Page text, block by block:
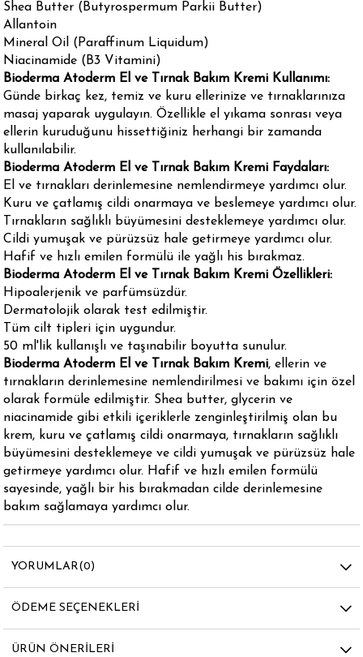
Shea Butter (Butyrospermum Parkii Butter)
Allantoin
Mineral Oil (Paraffinum Liquidum)
Niacinamide (B3 Vitamini)
Bioderma Atoderm El ve Tırnak Bakım Kremi Kullanımı:
Günde birkaç kez, temiz ve kuru ellerinize ve tırnaklarınıza
masaj yaparak uygulayın. Özellikle el yıkama sonrası veya
ellerin kuruduğunu hissettiğiniz herhangi bir zamanda
kullanılabilir.
Bioderma Atoderm El ve Tırnak Bakım Kremi Faydaları:
El ve tırnakları derinlemesine nemlendirmeye yardımcı olur.
Kuru ve çatlamış cildi onarmaya ve beslemeye yardımcı olur.
Tırnakların sağlıklı büyümesini desteklemeye yardımcı olur.
Cildi yumuşak ve pürüzsüz hale getirmeye yardımcı olur.
Hafif ve hızlı emilen formülü ile yağlı his bırakmaz.
Bioderma Atoderm El ve Tırnak Bakım Kremi Özellikleri:
Hipoalerjenik ve parfümsüzdür.
Dermatolojik olarak test edilmiştir.
Tüm cilt tipleri için uygundur.
50 ml'lik kullanışlı ve taşınabilir boyutta sunulur.
Bioderma Atoderm El ve Tırnak Bakım Kremi, ellerin ve
tırnakların derinlemesine nemlendirilmesi ve bakımı için özel
olarak formüle edilmiştir. Shea butter, glycerin ve
niacinamide gibi etkili içeriklerle zenginleştirilmiş olan bu
krem, kuru ve çatlamış cildi onarmaya, tırnakların sağlıklı
büyümesini desteklemeye ve cildi yumuşak ve pürüzsüz hale
getirmeye yardımcı olur. Hafif ve hızlı emilen formülü
sayesinde, yağlı bir his bırakmadan cilde derinlemesine
bakım sağlamaya yardımcı olur.
YORUMLAR(0)
ÖDEME SEÇENEKLERI
ÜRÜN ÖNERILERI